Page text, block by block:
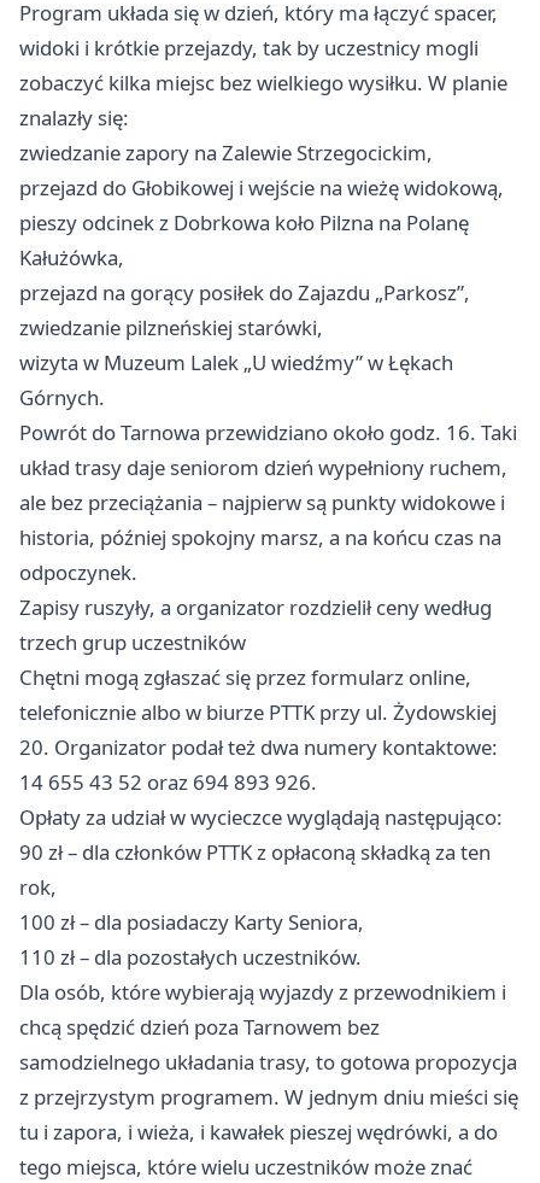
Program układa się w dzień, który ma łączyć spacer,
widoki i krótkie przejazdy, tak by uczestnicy mogli
zobaczyć kilka miejsc bez wielkiego wysiłku. W planie
znalazły się:
zwiedzanie zapory na Zalewie Strzegocickim,
przejazd do Głobikowej i wejście na wieżę widokową,
pieszy odcinek z Dobrkowa koło Pilzna na Polanę
Kałużówka,
przejazd na gorący posiłek do Zajazdu „Parkosz”,
zwiedzanie pilzneńskiej starówki,
wizyta w Muzeum Lalek „U wiedźmy” w Łękach
Górnych.
Powrót do Tarnowa przewidziano około godz. 16. Taki
układ trasy daje seniorom dzień wypełniony ruchem,
ale bez przeciążania – najpierw są punkty widokowe i
historia, później spokojny marsz, a na końcu czas na
odpoczynek.
Zapisy ruszyły, a organizator rozdzielił ceny według
trzech grup uczestników
Chętni mogą zgłaszać się przez formularz online,
telefonicznie albo w biurze PTTK przy ul. Żydowskiej
20. Organizator podał też dwa numery kontaktowe:
14 655 43 52 oraz 694 893 926.
Opłaty za udział w wycieczce wyglądają następująco:
90 zł – dla członków PTTK z opłaconą składką za ten
rok,
100 zł – dla posiadaczy Karty Seniora,
110 zł – dla pozostałych uczestników.
Dla osób, które wybierają wyjazdy z przewodnikiem i
chcą spędzić dzień poza Tarnowem bez
samodzielnego układania trasy, to gotowa propozycja
z przejrzystym programem. W jednym dniu mieści się
tu i zapora, i wieża, i kawałek pieszej wędrówki, a do
tego miejsca, które wielu uczestników może znać